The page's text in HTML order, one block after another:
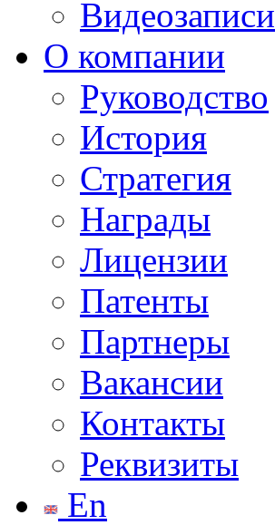
Видеозаписи
О компании
Руководство
История
Стратегия
Награды
Лицензии
Патенты
Партнеры
Вакансии
Контакты
Реквизиты
En